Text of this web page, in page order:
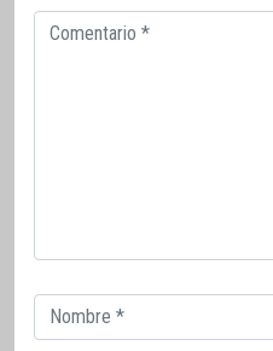
Comentario
Correo
electrónico